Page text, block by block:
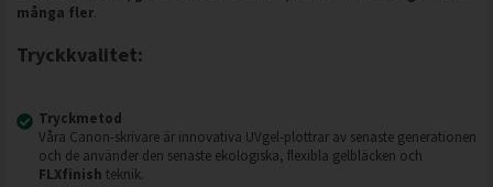
många fler.
Tryckkvalitet:
Tryckmetod
Våra Canon-skrivare är innovativa UVgel-plottrar av senaste generationen
och de använder den senaste ekologiska, flexibla gelbläcken och
FLXfinish teknik.